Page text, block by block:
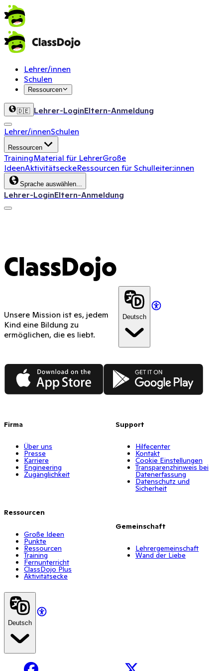
Lehrer/innen
Schulen
Ressourcen
🇩🇪 Lehrer-LoginEltern-Anmeldung
Lehrer/innenSchulen
Ressourcen
TrainingMaterial für LehrerGroße
IdeenAktivitätseckeRessourcen für Schulleiter:innen
Sprache auswählen...
Lehrer-LoginEltern-Anmeldung
ClassDojo
Unsere Mission ist es, jedem
Kind eine Bildung zu
ermöglichen, die es liebt.
Deutsch
App Store Google Play
Firma
Über uns
Presse
Karriere
Engineering
Zugänglichkeit
Ressourcen
Große Ideen
Punkte
Ressourcen
Training
Fernunterricht
ClassDojo Plus
Aktivitätsecke
Support
Hilfecenter
Kontakt
Cookie Einstellungen
Transparenzhinweis bei
Datenerfassung
Datenschutz und
Sicherheit
Gemeinschaft
Lehrergemeinschaft
Wand der Liebe
Deutsch
Facebook X